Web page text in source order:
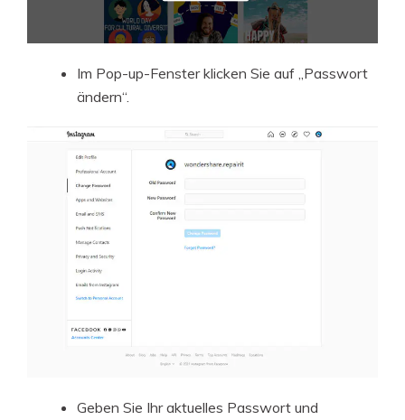
Im Pop-up-Fenster klicken Sie auf „Passwort
ändern“.
Geben Sie Ihr aktuelles Passwort und